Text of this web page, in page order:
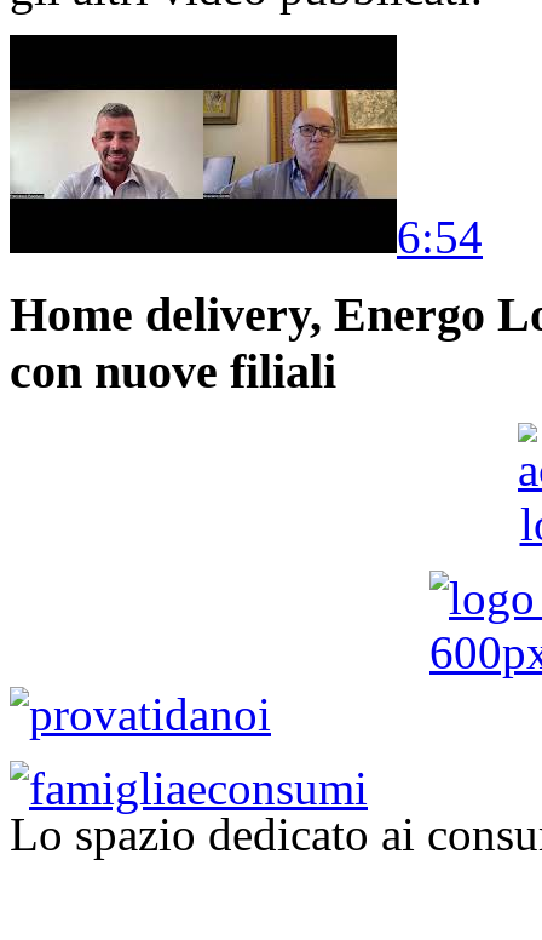
6:54
Home delivery, Energo
con nuove filiali
Lo spazio dedicato ai